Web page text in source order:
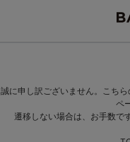
誠に申し訳ございません。こち
ペ
遷移しない場合は、お手数で